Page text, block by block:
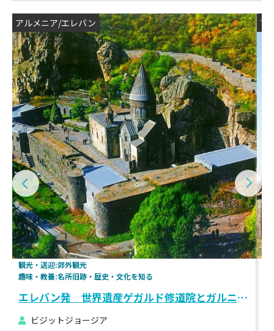
アルメニア/エレバン
観光・送迎:郊外観光
趣味・教養:名所旧跡・歴史・文化を知る
エレバン発 世界遺産ゲガルド修道院とガルニ神殿1日観光
ビジットジョージア
ア